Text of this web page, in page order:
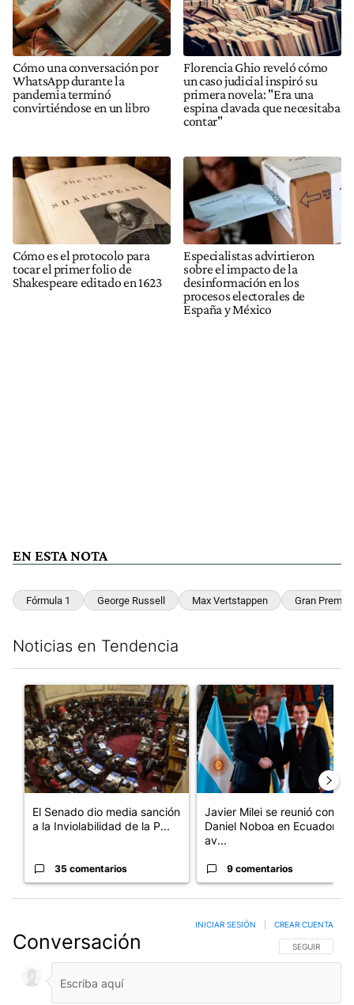
Cómo una conversación por
WhatsApp durante la
pandemia terminó
convirtiéndose en un libro
Florencia Ghio reveló cómo
un caso judicial inspiró su
primera novela: "Era una
espina clavada que necesitaba
contar"
Cómo es el protocolo para
tocar el primer folio de
Shakespeare editado en 1623
Especialistas advirtieron
sobre el impacto de la
desinformación en los
procesos electorales de
España y México
EN ESTA NOTA
Fórmula 1 George Russell Max Vertstappen Gran Premio
Noticias en Tendencia
Un artículo de tendencia con el título "El Senado dio media
El Senado dio media sanción
a la Inviolabilidad de la P...
35 comentarios
Un artículo de tendencia con
Javier Milei se reunió con
Daniel Noboa en Ecuador y
av...
9 comentarios
Conversación SIGA ESTA
SEGUIR
INICIAR SESIÓN CREAR CUENTA